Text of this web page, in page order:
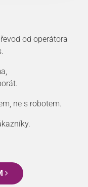
od operátora
ne s robotem.